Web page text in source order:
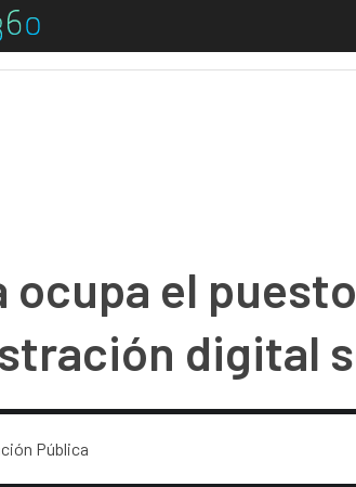
ocupa el
digital
Pública